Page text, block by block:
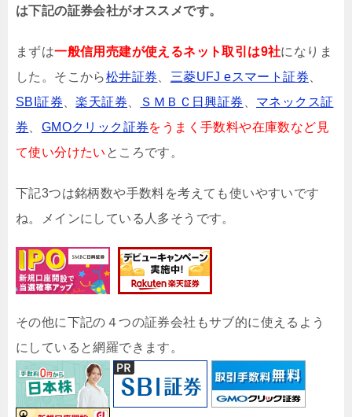
は下記の証券会社がオススメです。
まずは一般信用売建が使えるネット取引は9社になりま
した。そこから松井証券 三菱UFJ eスマート証券
SBI証券 、楽天証券 ＳＭＢＣ日興証券
マネックス証
券
GMOクリック証券をうまく手数料や在庫数など見
て使い分けたい ところです。
下記3つは銘柄数や手数料を考えても使いやすいです
ね。メインにしている人多そうです。
その他に下記の４つの証券会社もサブ的に使えるよう
にしていると網羅できます。